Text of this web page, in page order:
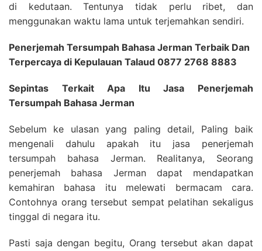
di kedutaan. Tentunya tidak perlu ribet, dan
menggunakan waktu lama untuk terjemahkan sendiri.
Penerjemah Tersumpah Bahasa Jerman Terbaik Dan
Terpercaya di Kepulauan Talaud 0877 2768 8883
Sepintas Terkait Apa Itu Jasa Penerjemah
Tersumpah Bahasa Jerman
Sebelum ke ulasan yang paling detail, Paling baik
mengenali dahulu apakah itu jasa penerjemah
tersumpah bahasa Jerman. Realitanya, Seorang
penerjemah bahasa Jerman dapat mendapatkan
kemahiran bahasa itu melewati bermacam cara.
Contohnya orang tersebut sempat pelatihan sekaligus
tinggal di negara itu.
Pasti saja dengan begitu, Orang tersebut akan dapat